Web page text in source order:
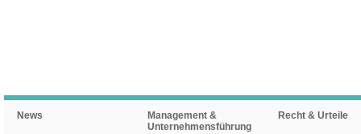
News
Management &
Unternehmensführung
Recht & Urteile